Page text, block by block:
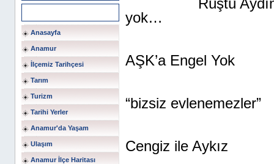
Anasayfa
Anamur
İlçemiz Tarihçesi
Tarım
Turizm
Tarihi Yerler
Anamur'da Yaşam
Ulaşım
Anamur İlçe Haritası
Rüştü
yok…
AŞK’a Engel Yok
“bizsiz evlenemezler”
Cengiz ile Aykız